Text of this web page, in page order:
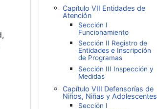
Capítulo VII Entidades de
Atención
Sección I
Funcionamiento
Sección II Registro de
Entidades e Inscripción
de Programas
Sección III Inspección y
Medidas
Capítulo VIII Defensorías de
Niños, Niñas y Adolescentes
Sección I